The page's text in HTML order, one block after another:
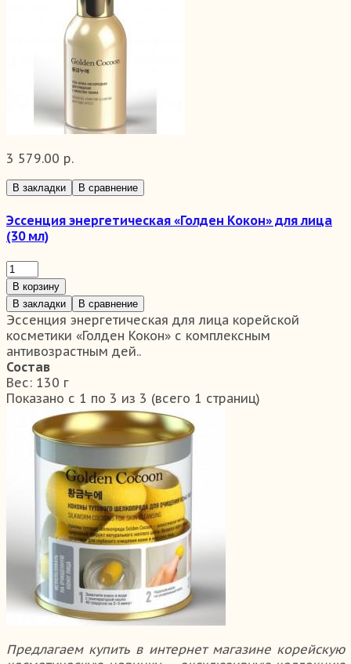
3 579.00 р.
В закладки В сравнение
Эссенция энергетическая «Голден Кокон» для лица
(30 мл)
В корзину
В закладки
В сравнение
Эссенция энергетическая для лица корейской
косметики «Голден Кокон» с комплексным
антивозрастным дей..
Состав
Вес: 130 г
Показано с 1 по 3 из 3 (всего 1 страниц)
Предлагаем купить в интернет магазине корейскую